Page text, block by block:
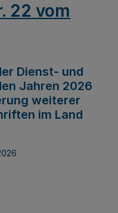
22 vom
Dienst- und
Jahren 2026
weiterer
im Land